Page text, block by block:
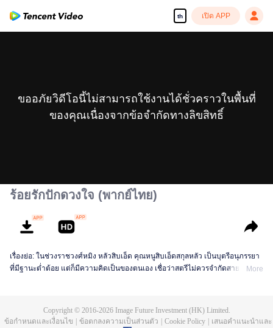
th เปิด APP
ขออภัยวิดีโอนี้ไม่สามารถใช้งานได้ชั่วคราวในพื้นที่
ของคุณเนื่องจากข้อจำกัดทางลิขสิทธิ์
ร้อยรักปักดวงใจ (พากย์ไทย)
เรื่องย่อ: ในช่วงราชวงศ์หมิง หลัวสิบเอ็ด คุณหนูสิบเอ็ดสกุลหลัว เป็นบุตรีอนุภรรยา
ที่มีฐานะต่ำต้อย แต่ก็มีความคิดเป็นของตนเอง เชื่อว่าสตรีไม่ควรจำกัดสายตาของ
อาศัยความพากเพียรจนได้รับความไว้วางใจจากผู้คนในสกุลสวี ได้รับหน้าที่ให้
More
Copyright © 2016-2026Image Future Investment (HK) Limited.
ข้อกำหนดและเงื่อนไข
ข้อตกลงความเป็นส่วนตัว Cookie Policy
เสนอคำแนะนำและ